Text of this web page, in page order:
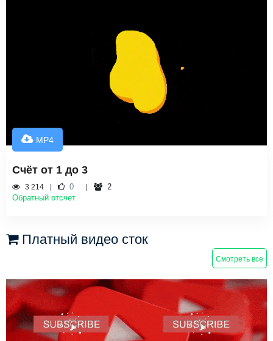
MP4
Счёт от 1 до 3
3 214 0
2
Обратный отсчет
Платный видео сток
Смотреть все